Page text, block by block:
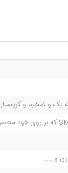
یک و ضخیم و
و ....